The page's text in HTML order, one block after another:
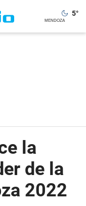
5°
la
de la
2022